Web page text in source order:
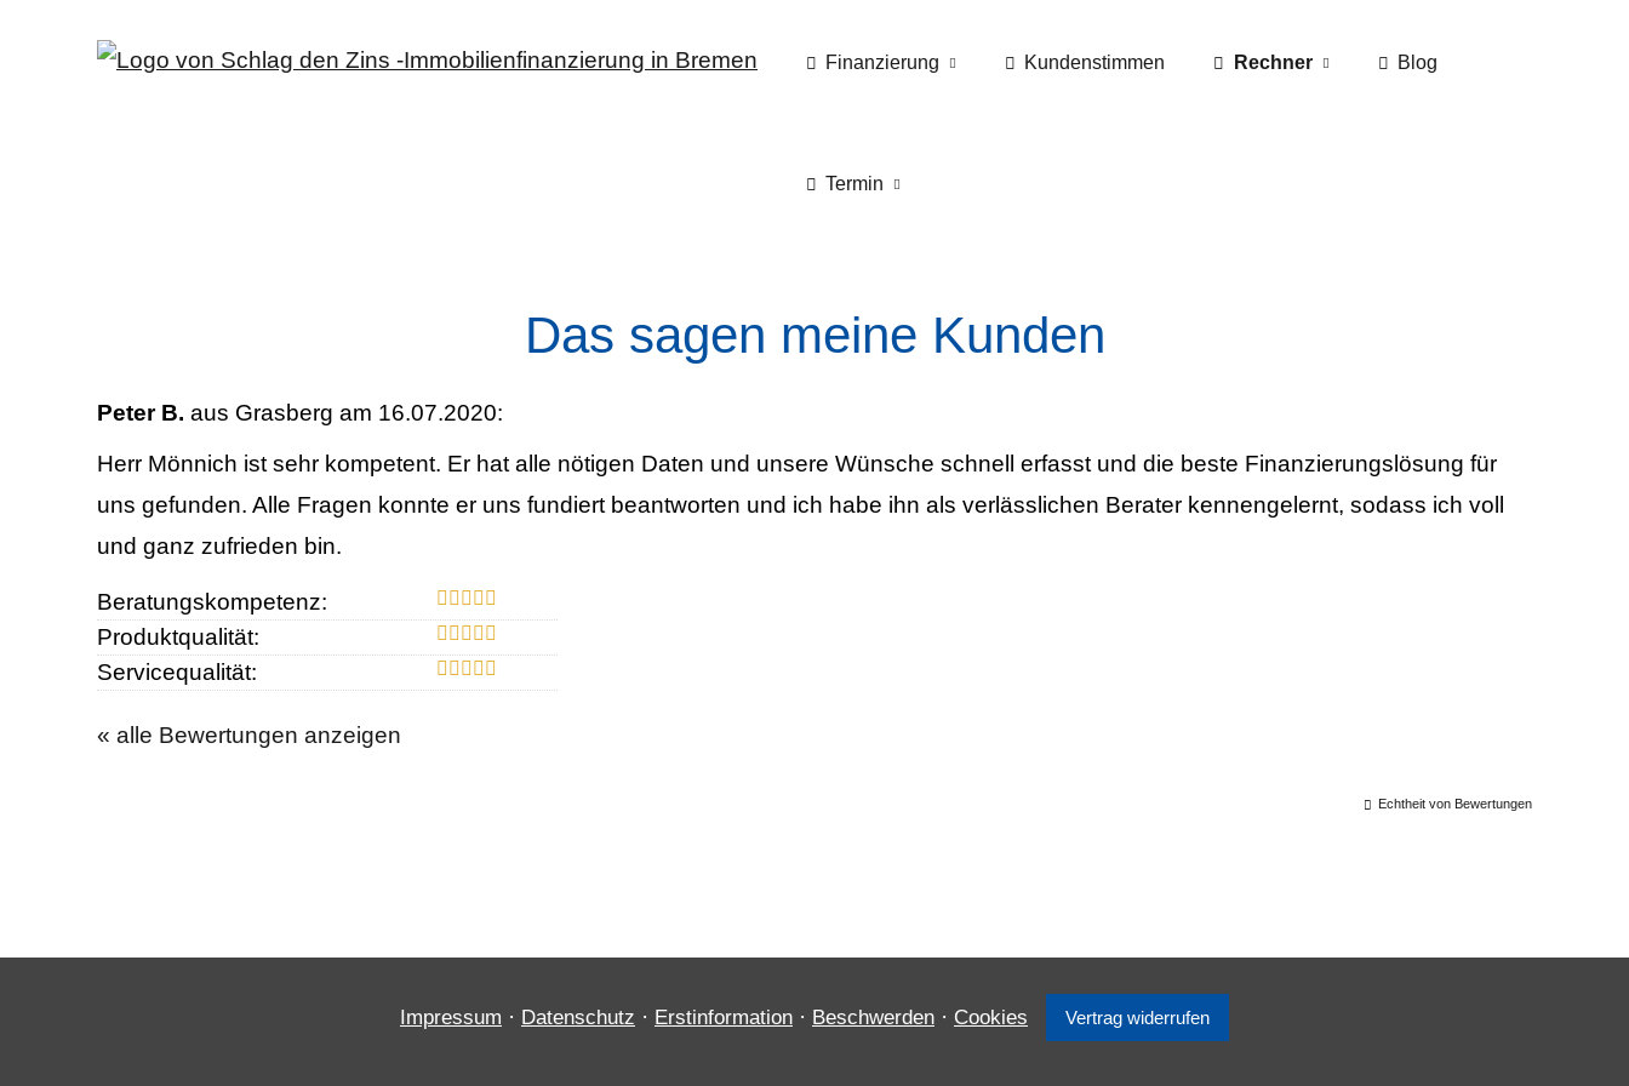
Finanzierung Kundenstimmen Rechner Blog
Termin
Das sagen meine Kunden
Peter B. aus Grasberg am 16.07.2020:
Herr Mönnich ist sehr kompetent. Er hat alle nötigen Daten und unsere Wünsche schnell erfasst und die beste Finanzierungslösung für
uns gefunden. Alle Fragen konnte er uns fundiert beantworten und ich habe ihn als verlässlichen Berater kennengelernt, sodass ich voll
und ganz zufrieden bin.
Beratungskompetenz:
Produktqualität:
Servicequalität:
« alle Bewertungen anzeigen
Echtheit von Bewertungen
Impressum · Datenschutz · Erstinformation · Beschwerden · Cookies Vertrag widerrufen